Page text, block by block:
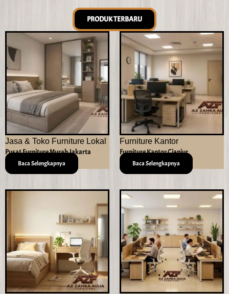
PRODUK TERBARU
Jasa & Toko Furniture Lokal
Pusat Furniture Murah Jakarta
Baca Selengkapnya
Furniture Kantor
Furniture Kantor Cianjur
Baca Selengkapnya